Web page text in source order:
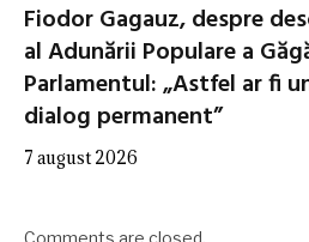
Fiodor Gagauz, despre
al Adunării Populare a
Parlamentul: „Astfel ar fi
dialog permanent”
7 august 2026